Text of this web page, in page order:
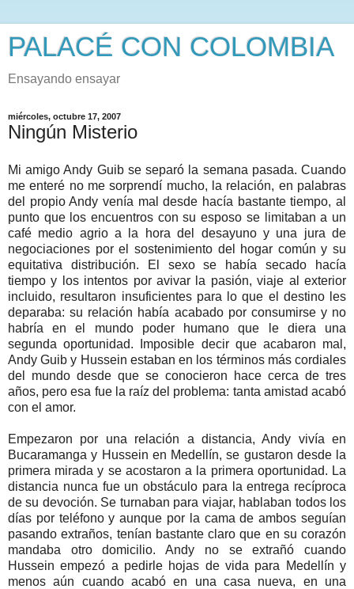
PALACÉ CON COLOMBIA
Ensayando ensayar
miércoles, octubre 17, 2007
Ningún Misterio
Mi amigo Andy Guib se separó la semana pasada. Cuando
me enteré no me sorprendí mucho, la relación, en palabras
del propio Andy venía mal desde hacía bastante tiempo, al
punto que los encuentros con su esposo se limitaban a un
café medio agrio a la hora del desayuno y una jura de
negociaciones por el sostenimiento del hogar común y su
equitativa distribución. El sexo se había secado hacía
tiempo y los intentos por avivar la pasión, viaje al exterior
incluido, resultaron insuficientes para lo que el destino les
deparaba: su relación había acabado por consumirse y no
habría en el mundo poder humano que le diera una
segunda oportunidad. Imposible decir que acabaron mal,
Andy Guib y Hussein estaban en los términos más cordiales
del mundo desde que se conocieron hace cerca de tres
años, pero esa fue la raíz del problema: tanta amistad acabó
con el amor.
Empezaron por una relación a distancia, Andy vivía en
Bucaramanga y Hussein en Medellín, se gustaron desde la
primera mirada y se acostaron a la primera oportunidad. La
distancia nunca fue un obstáculo para la entrega recíproca
de su devoción. Se turnaban para viajar, hablaban todos los
días por teléfono y aunque por la cama de ambos seguían
pasando extraños, tenían bastante claro que en su corazón
mandaba otro domicilio. Andy no se extrañó cuando
Hussein empezó a pedirle hojas de vida para Medellín y
menos aún cuando acabó en una casa nueva, en una